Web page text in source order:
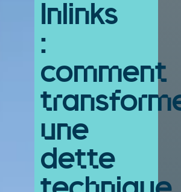
Inlinks
:
comment
une
dette